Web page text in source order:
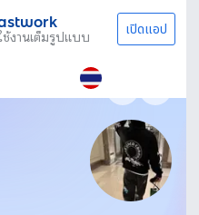
งานเต็มรูปแบบ เปิดแอป